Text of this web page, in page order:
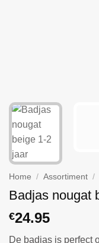
Home / Assortiment /
Badjas nougat
€24.95
De badjas is perfect